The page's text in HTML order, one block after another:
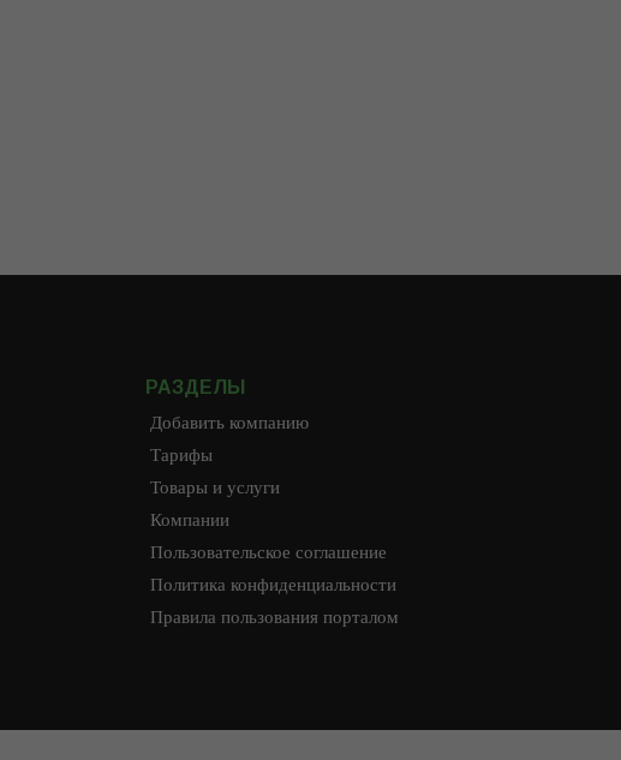
РАЗДЕЛЫ
Добавить компанию
Тарифы
Товары и услуги
Компании
Пользовательское соглашение
Политика конфиденциальности
Правила пользования порталом